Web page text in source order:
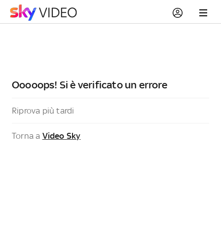
Ooooops! Si è verificato un errore
Riprova più tardi
Torna a Video Sky